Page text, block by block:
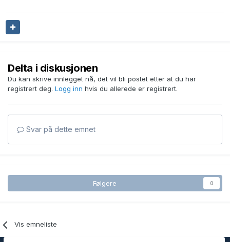
Delta i diskusjonen
Du kan skrive innlegget nå, det vil bli postet etter at du har
registrert deg. Logg inn hvis du allerede er registrert.
Svar på dette emnet
Følgere 0
Vis emneliste